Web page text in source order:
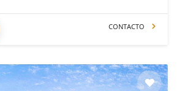
CONTACTO